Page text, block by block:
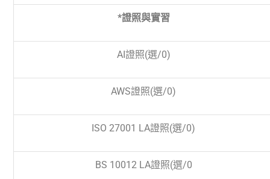
*證照與實習
AI證照(選/0)
AWS證照(選/0)
ISO 27001 LA證照(選/0)
BS 10012 LA證照(選/0